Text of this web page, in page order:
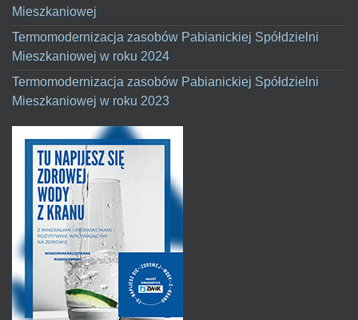
Mieszkaniowej
Termomodernizacja zasobów Pabianickiej Spółdzielni
Mieszkaniowej w roku 2024
Termomodernizacja zasobów Pabianickiej Spółdzielni
Mieszkaniowej w roku 2023